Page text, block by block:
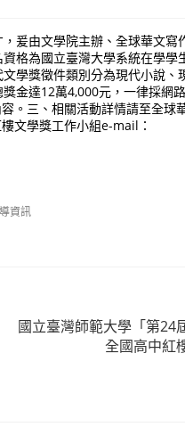
爰由文學院主辦、全球華文寫
格為國立臺灣大學系統在學學
學獎徵件類別分為現代小說、
金達12萬4,000元，一律採網
。三、相關活動詳情請至全球
文學獎工作小組e-mail：
資訊
國立臺灣師範大學「第24
全國高中紅